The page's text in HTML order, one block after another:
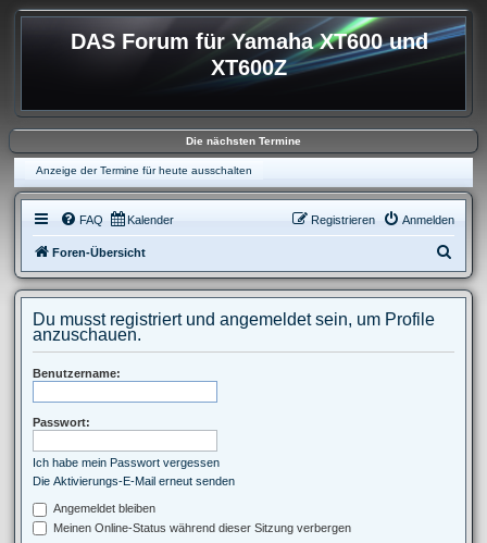
DAS Forum für Yamaha XT600 und
XT600Z
Die nächsten Termine
Anzeige der Termine für heute ausschalten
FAQ Kalender Anmelden
Registrieren
Foren-Übersicht
u
e
Du musst registriert und angemeldet sein, um Profile
anzuschauen.
Benutzername:
Passwort:
Ich habe mein Passwort vergessen
Die Aktivierungs-E-Mail erneut senden
Angemeldet bleiben
Meinen Online-Status während dieser Sitzung verbergen